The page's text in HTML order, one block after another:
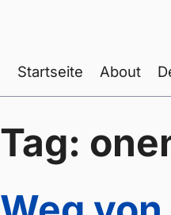
Startseite About
Tag: